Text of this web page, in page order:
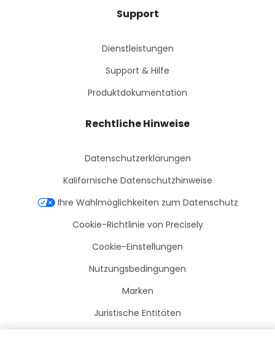
Support
Dienstleistungen
Support & Hilfe
Produktdokumentation
Rechtliche Hinweise
Datenschutzerklärungen
Kalifornische Datenschutzhinweise
Ihre Wahlmöglichkeiten zum Datenschutz
Cookie-Richtlinie von Precisely
Cookie-Einstellungen
Nutzungsbedingungen
Marken
Juristische Entitäten